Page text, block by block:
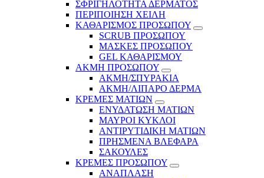
ΣΦΡΙΓΗΛΟΤΗΤΑ ΔΕΡΜΑΤΟΣ
ΠΕΡΙΠΟΙΗΣΗ ΧΕΙΛΗ
ΚΑΘΑΡΙΣΜΟΣ ΠΡΟΣΩΠΟΥ
SCRUB ΠΡΟΣΩΠΟΥ
ΜΑΣΚΕΣ ΠΡΟΣΩΠΟΥ
GEL ΚΑΘΑΡΙΣΜΟΥ
ΑΚΜΗ ΠΡΟΣΩΠΟΥ
ΑΚΜΗ/ΣΠΥΡΑΚΙΑ
ΑΚΜΗ/ΛΙΠΑΡΟ ΔΕΡΜΑ
ΚΡΕΜΕΣ ΜΑΤΙΩΝ
ΕΝΥΔΑΤΩΣΗ ΜΑΤΙΩΝ
ΜΑΥΡΟΙ ΚΥΚΛΟΙ
ΑΝΤΙΡΥΤΙΔΙΚΗ ΜΑΤΙΩΝ
ΠΡΗΣΜΕΝΑ ΒΛΕΦΑΡΑ
ΣΑΚΟΥΛΕΣ
ΚΡΕΜΕΣ ΠΡΟΣΩΠΟΥ
ΑΝΑΠΛΑΣΗ